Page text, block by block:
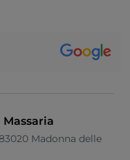
Madonna delle